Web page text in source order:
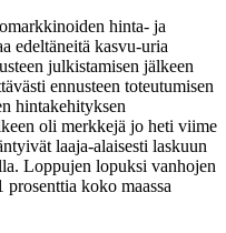
hinta- ja
edeltäneitä kasvu-uria
julkistamisen jälkeen
ennusteen toteutumisen
hintakehityksen
oli merkkejä jo heti viime
laaja-alaisesti laskuun
Loppujen lopuksi vanhojen
koko maassa